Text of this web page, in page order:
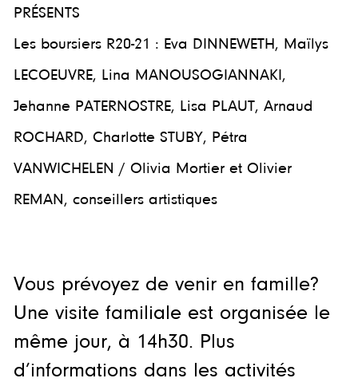
PRÉSENTS
Les boursiers R20-21 : Eva DINNEWETH, Maïlys
LECOEUVRE, Lina MANOUSOGIANNAKI,
Jehanne PATERNOSTRE, Lisa PLAUT, Arnaud
ROCHARD, Charlotte STUBY, Pétra
VANWICHELEN / Olivia Mortier et Olivier
REMAN, conseillers artistiques
Vous prévoyez de venir en famille?
Une visite familiale est organisée le
même jour, à 14h30. Plus
d’informations dans les activités